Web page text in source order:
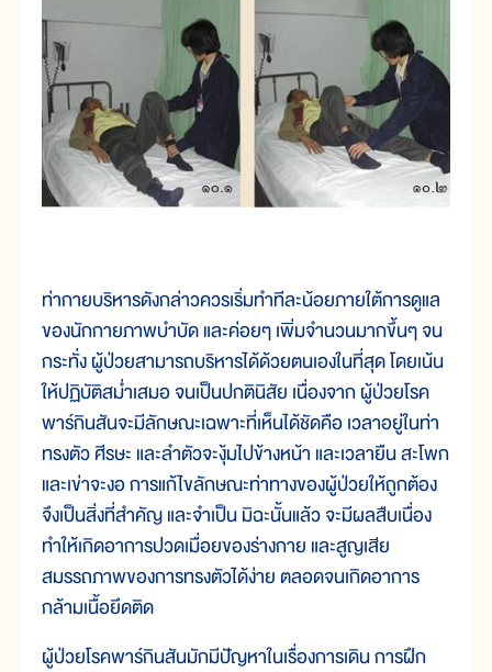
ท่ากายบริหารดังกล่าวควรเริ่มทำทีละน้อยภายใต้การดูแล
ของนักกายภาพบำบัด และค่อยๆ เพิ่มจำนวนมากขึ้นๆ จน
กระทั่ง ผู้ป่วยสามารถบริหารได้ด้วยตนเองในที่สุด โดยเน้น
ให้ปฏิบัติสม่ำเสมอ จนเป็นปกตินิสัย เนื่องจาก ผู้ป่วยโรค
พาร์กินสันจะมีลักษณะเฉพาะที่เห็นได้ชัดคือ เวลาอยู่ในท่า
ทรงตัว ศีรษะ และลำตัวจะงุ้มไปข้างหน้า และเวลายืน สะโพก
และเข่าจะงอ การแก้ไขลักษณะท่าทางของผู้ป่วยให้ถูกต้อง
จึงเป็นสิ่งที่สำคัญ และจำเป็น มิฉะนั้นแล้ว จะมีผลสืบเนื่อง
ทำให้เกิดอาการปวดเมื่อยของร่างกาย และสูญเสีย
สมรรถภาพของการทรงตัวได้ง่าย ตลอดจนเกิดอาการ
กล้ามเนื้อยึดติด
ผู้ป่วยโรคพาร์กินสันมักมีปัญหาในเรื่องการเดิน การฝึก